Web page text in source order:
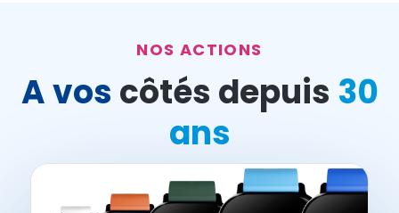
NOS ACTIONS
A vos côtés depuis 30
ans